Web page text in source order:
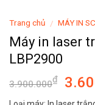
Trang chủ / MÁY IN
Máy in laser
LBP2900
3.900.000₫